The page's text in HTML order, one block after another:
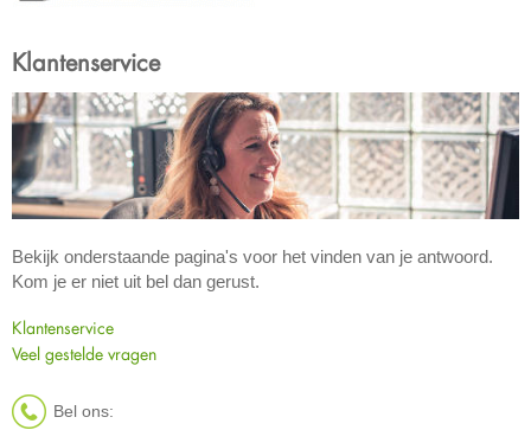
Klantenservice
Bekijk onderstaande pagina's voor het vinden van je antwoord.
Kom je er niet uit bel dan gerust.
Klantenservice
Veel gestelde vragen
Bel ons: